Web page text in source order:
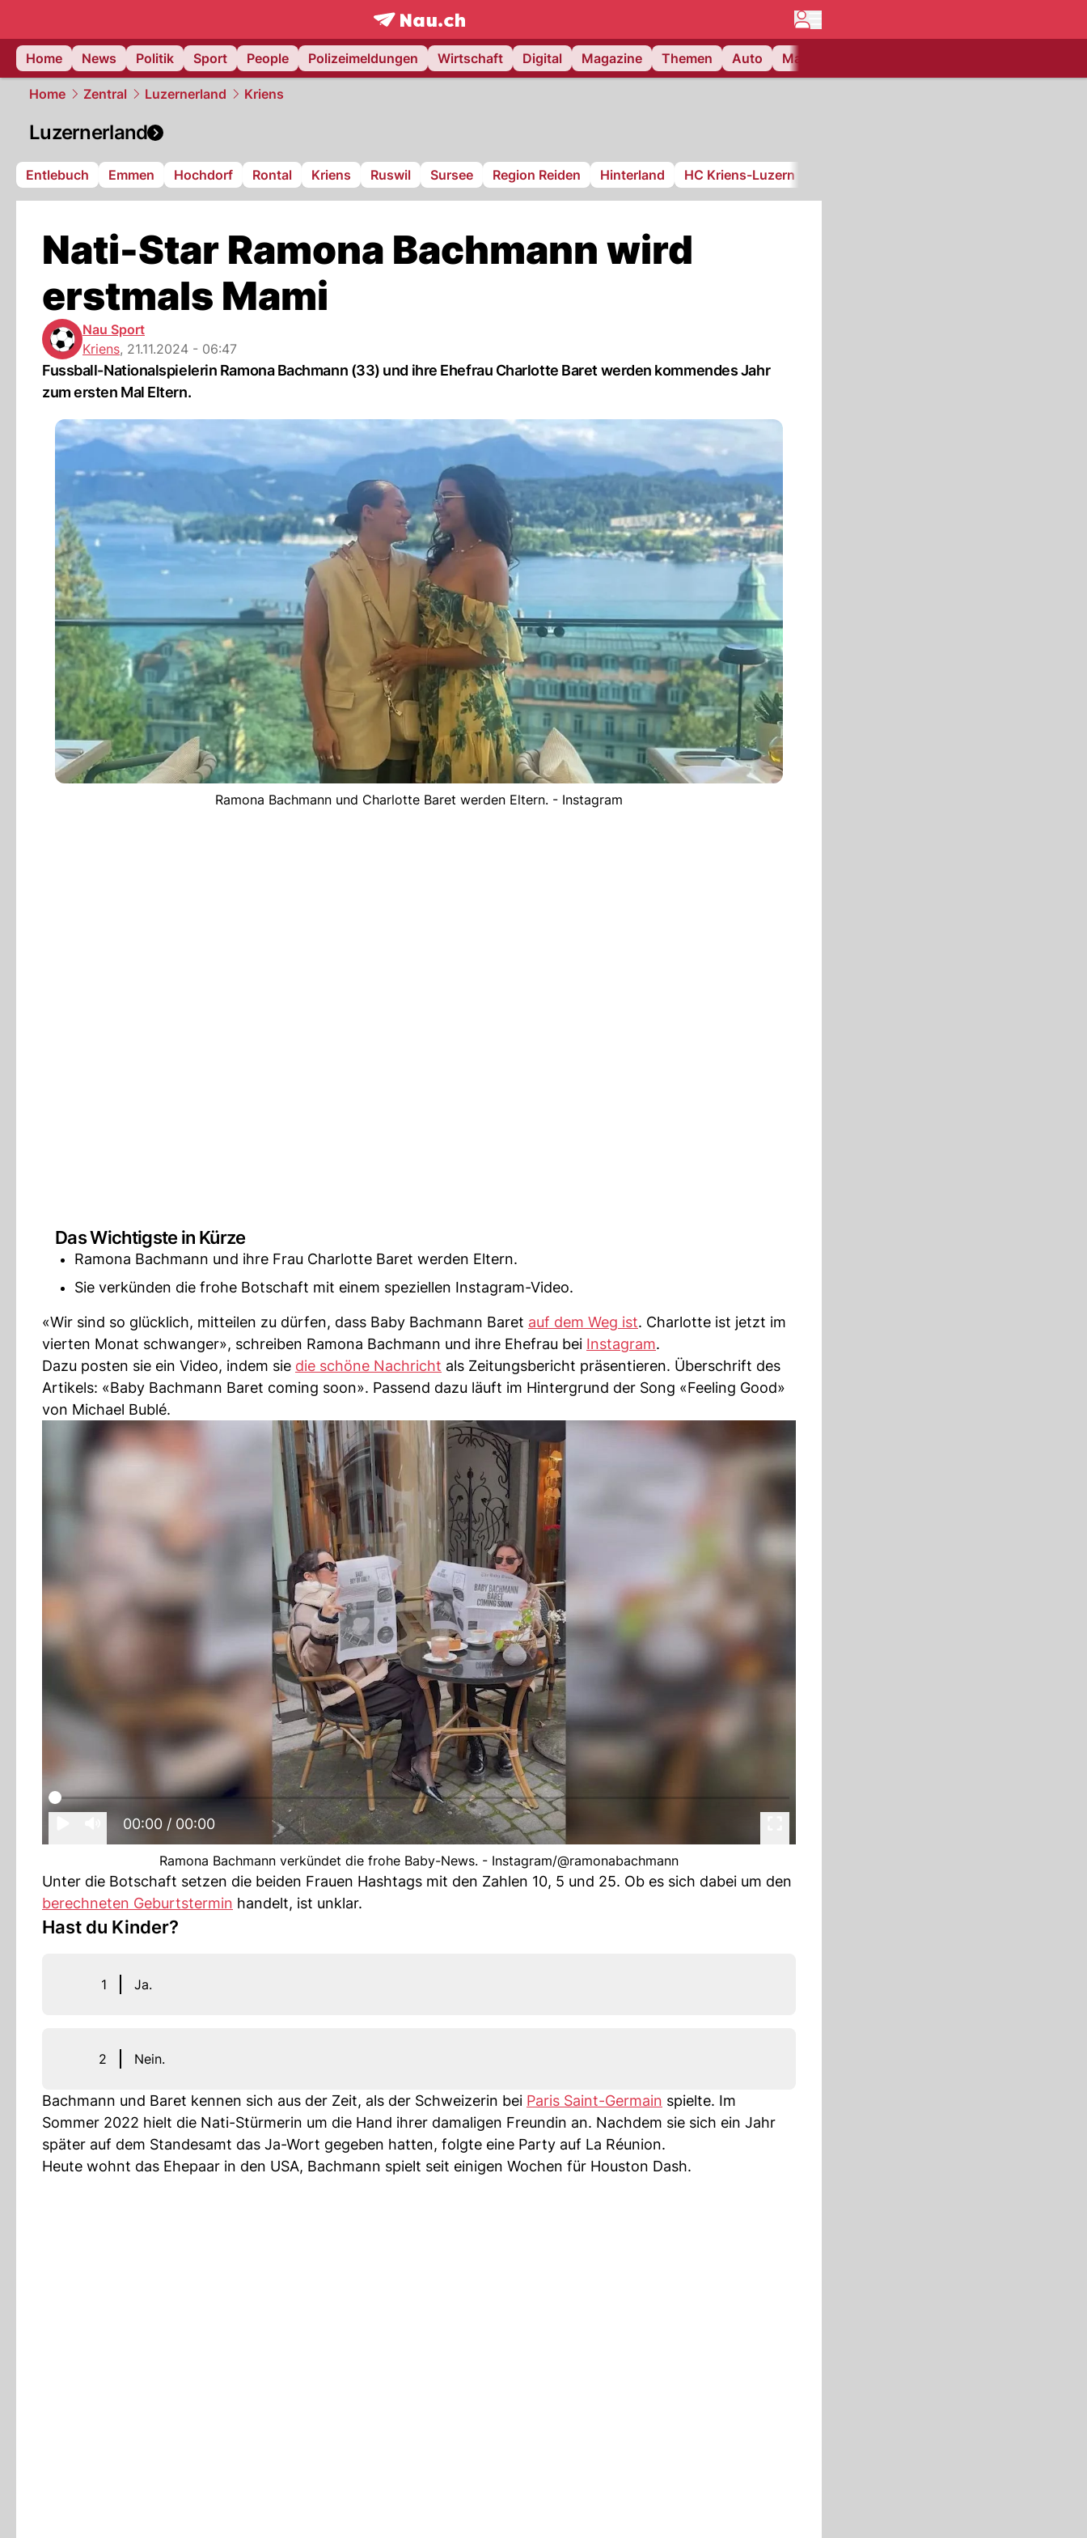
frontpage.NAU.ch
Home
News Politik Sport People Polizeimeldungen Wirtschaft Digital Magazine Themen Auto Matchcenter
Home Zentral Luzernerland Kriens
Luzernerland
Entlebuch Emmen Hochdorf Rontal Kriens Ruswil Sursee Region Reiden Hinterland HC Kriens-Luzern
Nati-Star Ramona Bachmann wird
erstmals Mami
Nau Sport
Kriens, 21.11.2024 - 06:47
Fussball-Nationalspielerin Ramona Bachmann (33) und ihre Ehefrau Charlotte Baret werden kommendes Jahr
zum ersten Mal Eltern.
Ramona Bachmann und Charlotte Baret werden Eltern. - Instagram
Das Wichtigste in Kürze
Ramona Bachmann und ihre Frau Charlotte Baret werden Eltern.
Sie verkünden die frohe Botschaft mit einem speziellen Instagram-Video.
«Wir sind so glücklich, mitteilen zu dürfen, dass Baby Bachmann Baret auf dem Weg ist. Charlotte ist jetzt im
vierten Monat schwanger», schreiben Ramona Bachmann und ihre Ehefrau bei Instagram.
Dazu posten sie ein Video, indem sie die schöne Nachricht als Zeitungsbericht präsentieren. Überschrift des
Artikels: «Baby Bachmann Baret coming soon». Passend dazu läuft im Hintergrund der Song «Feeling Good»
von Michael Bublé.
00:00 / 00:00
Ramona Bachmann verkündet die frohe Baby-News. - Instagram/@ramonabachmann
Unter die Botschaft setzen die beiden Frauen Hashtags mit den Zahlen 10, 5 und 25. Ob es sich dabei um den
berechneten Geburtstermin handelt, ist unklar.
Hast du Kinder?
1 Ja.
2 Nein.
Bachmann und Baret kennen sich aus der Zeit, als der Schweizerin bei Paris Saint-Germain spielte. Im
Sommer 2022 hielt die Nati-Stürmerin um die Hand ihrer damaligen Freundin an. Nachdem sie sich ein Jahr
später auf dem Standesamt das Ja-Wort gegeben hatten, folgte eine Party auf La Réunion.
Heute wohnt das Ehepaar in den USA, Bachmann spielt seit einigen Wochen für Houston Dash.